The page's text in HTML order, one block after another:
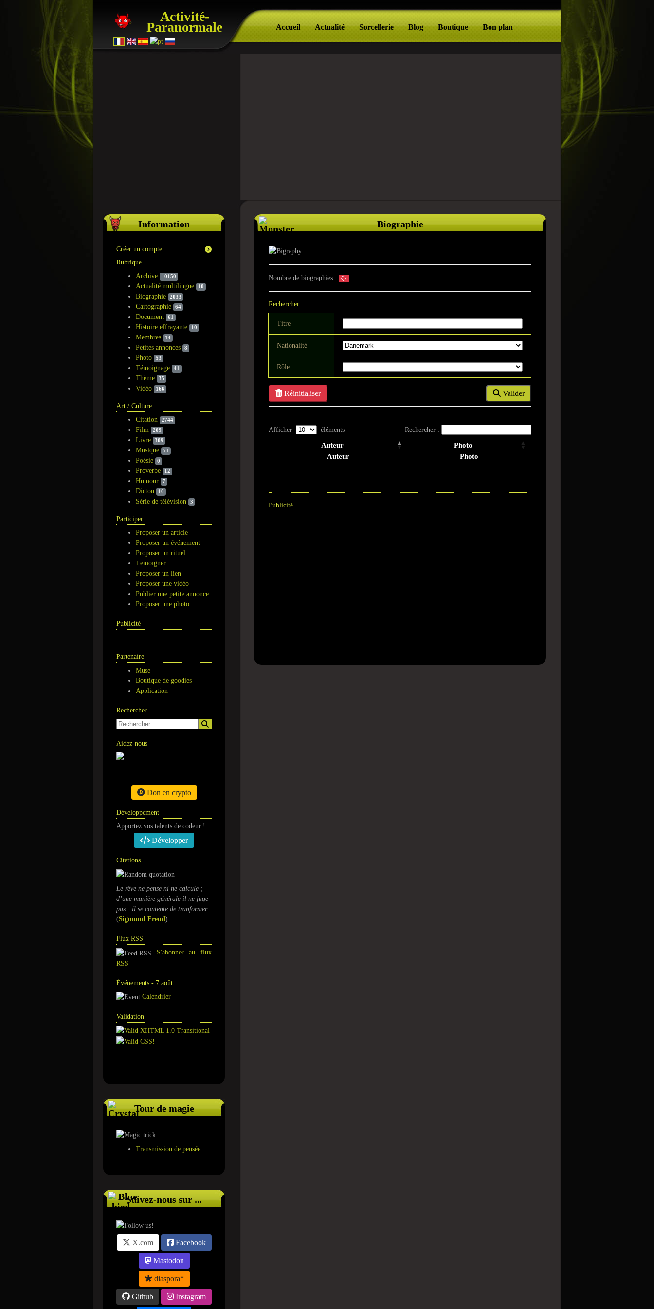
Activité-
Paranormale Accueil Actualité Sorcellerie Blog Boutique Bon plan
Information
Créer un compte
Rubrique
Archive
10150
Actualité multilingue 10
Biographie 2033
Cartographie 64
Document 61
Histoire effrayante 10
Membres 14
Petites annonces 8
Photo 53
Témoignage 41
Thème 35
Vidéo 166
Art / Culture
Citation
2744
Film 209
Livre 309
Musique 51
Poésie 0
Proverbe 12
Humour 7
Dicton 10
Série de télévision 3
Participer
Proposer un article
Proposer un événement
Proposer un rituel
Témoigner
Proposer un lien
Proposer une vidéo
Publier une petite annonce
Proposer une photo
Publicité
Partenaire
Muse
Boutique de goodies
Application
Rechercher
Aidez-nous
Don en crypto
Développement
Apportez vos talents de codeur !
Développer
Citations
Le rêve ne pense ni ne calcule ;
d’une manière générale il ne juge
pas : il se contente de tranformer.
(Sigmund Freud)
Flux RSS
S'abonner au flux
RSS
Événements - 7 août
Calendrier
Validation
Tour de magie
Transmission de pensée
Suivez-nous sur ...
X.com Facebook
Mastodon
diaspora*
Github Instagram
Biographie
Nombre de biographies :
Rechercher
Titre
Nationalité
Rôle
Valider
Réinitialiser
Afficher éléments Rechercher :
Auteur
Photo
Auteur
Photo
Publicité